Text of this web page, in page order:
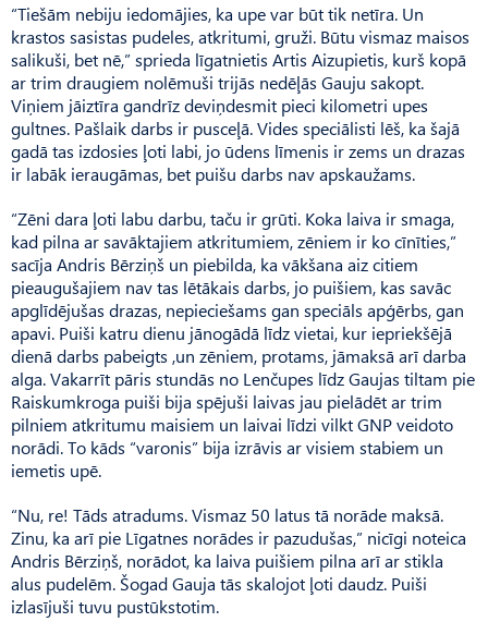
“Tiešām nebiju iedomājies, ka upe var būt tik netīra. Un
krastos sasistas pudeles, atkritumi, gruži. Būtu vismaz maisos
salikuši, bet nē,” sprieda līgatnietis Artis Aizupietis, kurš kopā
ar trim draugiem nolēmuši trijās nedēļās Gauju sakopt.
Viņiem jāiztīra gandrīz deviņdesmit pieci kilometri upes
gultnes. Pašlaik darbs ir pusceļā. Vides speciālisti lēš, ka šajā
gadā tas izdosies ļoti labi, jo ūdens līmenis ir zems un drazas
ir labāk ieraugāmas, bet puišu darbs nav apskaužams.
“Zēni dara ļoti labu darbu, taču ir grūti. Koka laiva ir smaga,
kad pilna ar savāktajiem atkritumiem, zēniem ir ko cīnīties,”
sacīja Andris Bērziņš un piebilda, ka vākšana aiz citiem
pieaugušajiem nav tas lētākais darbs, jo puišiem, kas savāc
apglīdējušas drazas, nepieciešams gan speciāls apģērbs, gan
apavi. Puiši katru dienu jānogādā līdz vietai, kur iepriekšējā
dienā darbs pabeigts ,un zēniem, protams, jāmaksā arī darba
alga. Vakarrīt pāris stundās no Lenčupes līdz Gaujas tiltam pie
Raiskumkroga puiši bija spējuši laivas jau pielādēt ar trim
pilniem atkritumu maisiem un laivai līdzi vilkt GNP veidoto
norādi. To kāds “varonis” bija izrāvis ar visiem stabiem un
iemetis upē.
“Nu, re! Tāds atradums. Vismaz 50 latus tā norāde maksā.
Zinu, ka arī pie Līgatnes norādes ir pazudušas,” nicīgi noteica
Andris Bērziņš, norādot, ka laiva puišiem pilna arī ar stikla
alus pudelēm. Šogad Gauja tās skalojot ļoti daudz. Puiši
izlasījuši tuvu pustūkstotim.